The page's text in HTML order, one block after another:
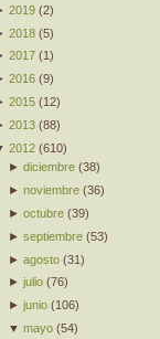
2019 (2)
2018 (5)
2017 (1 )
2016 (9)
2015 (12)
2013 (88)
2012 (610)
►diciembre (38)
►noviembre (36)
►octubre (39)
►septiembre (53)
►agosto (31)
►julio (76)
►junio (106)
▼mayo (54)